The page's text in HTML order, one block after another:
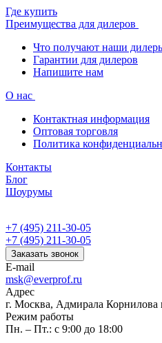
Где купить
Преимущества для дилеров
Что получают наши
Гарантии для дилеров
Напишите нам
О нас
Контактная информация
Оптовая торговля
Политика
Контакты
Блог
Шоурумы
+7 (495) 211-30-05
+7 (495) 211-30-05
Заказать звонок
E-mail
msk@everprof.ru
Адрес
г. Москва, Адмирала Корнилова
Режим работы
Пн. – Пт.: с 9:00 до 18:00